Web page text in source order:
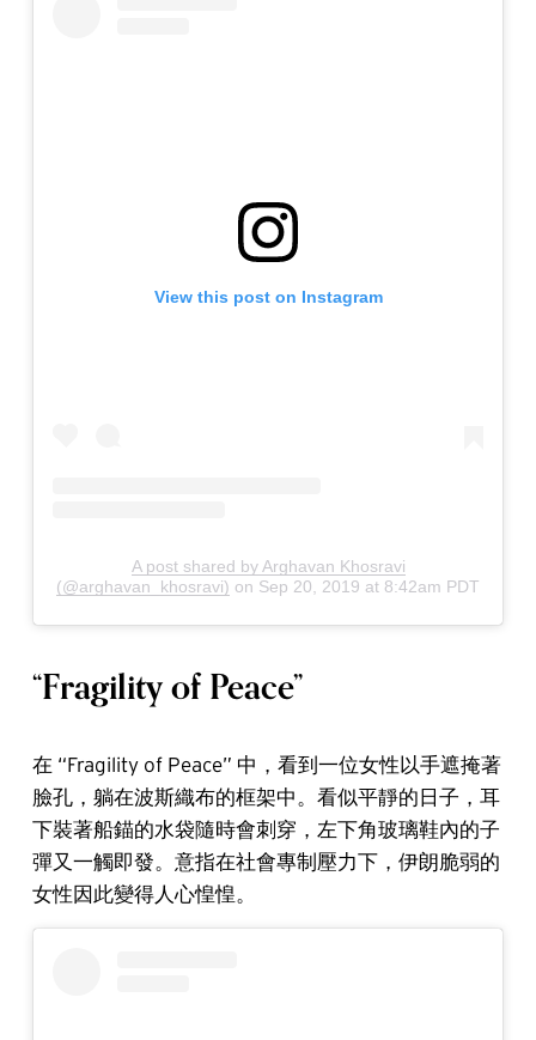
View this post on Instagram
A post shared by Arghavan Khosravi
(@arghavan_khosravi) on Sep 20, 2019 at 8:42am PDT
“Fragility of Peace”
在 “Fragility of Peace” 中，看到一位女性以手遮掩著
臉孔，躺在波斯織布的框架中。看似平靜的日子，耳
下裝著船錨的水袋隨時會刺穿，左下角玻璃鞋內的子
彈又一觸即發。意指在社會專制壓力下，伊朗脆弱的
女性因此變得人心惶惶。